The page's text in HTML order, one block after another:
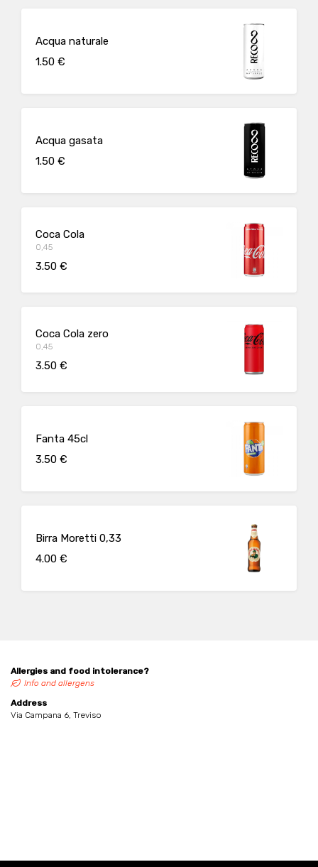
Acqua naturale
1.50 €
Acqua gasata
1.50 €
Coca Cola
0,45
3.50 €
Coca Cola zero
0,45
3.50 €
Fanta 45cl
3.50 €
Birra Moretti 0,33
4.00 €
Allergies and food intolerance?
Info and allergens
Address
Via Campana 6, Treviso